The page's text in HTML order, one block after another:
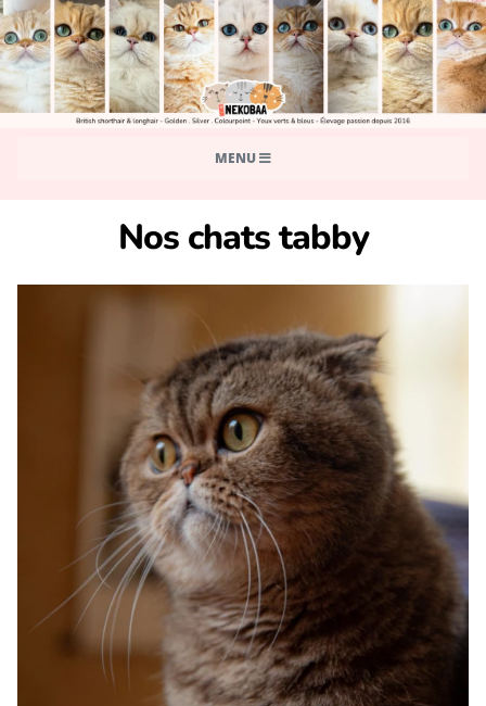
MENU
Nos chats tabby